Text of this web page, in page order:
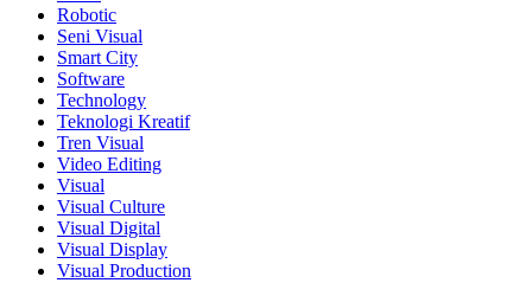
Robotic
Seni Visual
Smart City
Software
Technology
Teknologi Kreatif
Tren Visual
Video Editing
Visual
Visual Culture
Visual Digital
Visual Display
Visual Production